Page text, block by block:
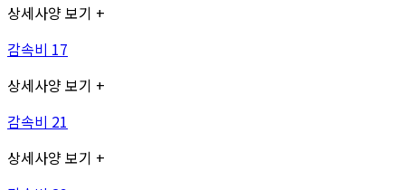
상세사양 보기 +
감속비 17
상세사양 보기 +
감속비 21
상세사양 보기 +